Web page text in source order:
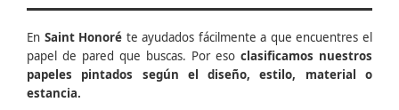
En Saint Honoré te ayudados fácilmente a que encuentres el
papel de pared que buscas. Por eso clasificamos nuestros
papeles pintados según el diseño, estilo, material o
estancia.